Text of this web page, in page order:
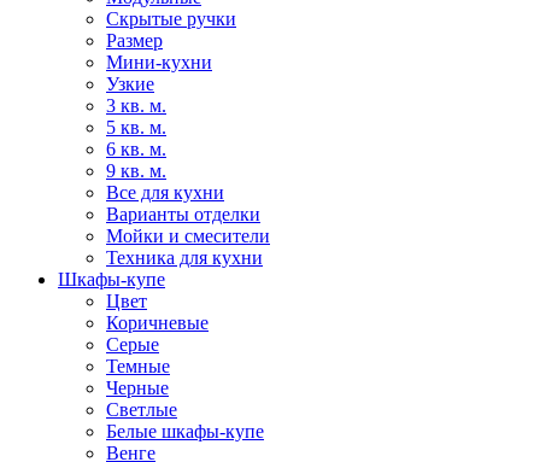
Скрытые ручки
Размер
Мини-кухни
Узкие
3 кв. м.
5 кв. м.
6 кв. м.
9 кв. м.
Все для кухни
Варианты отделки
Мойки и смесители
Техника для кухни
Шкафы-купе
Цвет
Коричневые
Серые
Темные
Черные
Светлые
Белые шкафы-купе
Венге